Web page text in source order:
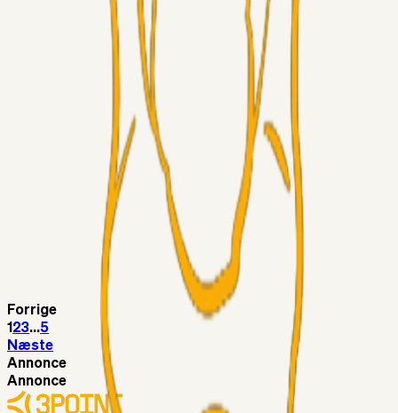
Superliga-truppen
04. aug. 2026
Medie: Tahirovic til Celtic for samlet 6 mio Euro
03. aug. 2026
Kunne Sami Jalal være den næste offensive brik? 🤔💛💙
Superliga-truppen
03. aug. 2026
Superliga-truppen
RasmusStephansen
03. aug. 2026
Olti Hyseni, Bliver Brøndbys Største Salg
Nogensinde…..!!!
Forrige
1 23...5
Næste
Annonce
Annonce